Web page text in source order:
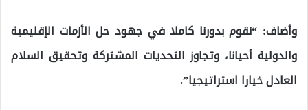
وأضاف: “نقوم بدورنا كاملا في جهود حل الأزمات الإقليمية
والدولية أحيانا، وتجاوز التحديات المشتركة وتحقيق السلام
العادل خيارا استراتيجيا”.